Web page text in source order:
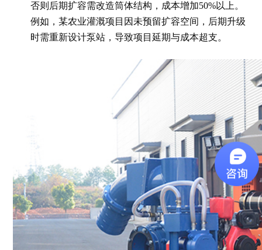
否则后期扩容需改造筒体结构，成本增加50%以上。
例如，某农业灌溉项目因未预留扩容空间，后期升级
时需重新设计泵站，导致项目延期与成本超支。